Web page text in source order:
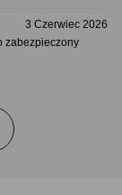
3 Czerwiec 2026
zabezpieczony